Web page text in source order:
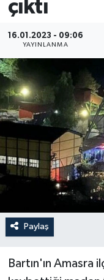
çıktı
16.01.2023 - 09:06
YAYINLANMA
Paylaş
Bartın'ın Amasra
Sinema
Sivil Toplum
Siyaset
Spor